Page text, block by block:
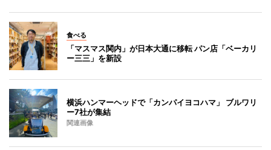
食べる
「マスマス関内」が日本大通に移転 パン店「ベーカリ
ー三三」を新設
横浜ハンマーヘッドで「カンパイヨコハマ」 ブルワリ
ー7社が集結
関連画像